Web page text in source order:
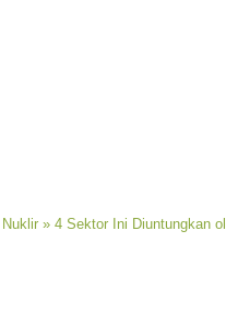
Nuklir » 4 Sektor Ini Diuntungkan